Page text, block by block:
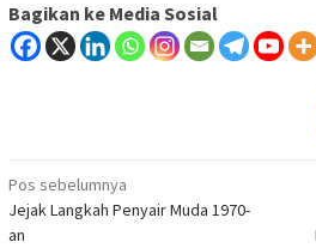
Bagikan ke Media Sosial
Navigasi
pos
Pos sebelumnya
Jejak Langkah Penyair Muda 1970-
an